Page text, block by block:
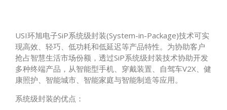
USI环旭电子SiP系统级封装(System-in-Package)技术可实
现高效、轻巧、低功耗和低延迟等产品特性。为协助客户
抢占智慧生活市场份额，透过SiP系统级封装技术协助开发
多种终端产品，从智能型手机、穿戴装置、自驾车V2X、健
康照护、智能城市、智能家庭与智能制造等应用。
系统级封装的优点：